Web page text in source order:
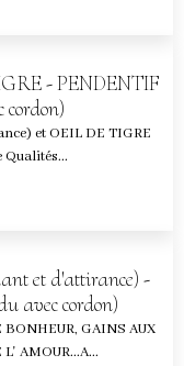
- PENDENTIF
et OEIL DE TIGRE
Qualités...
et d'attirance) -
avec cordon)
GAINS AUX
AMOUR...A...